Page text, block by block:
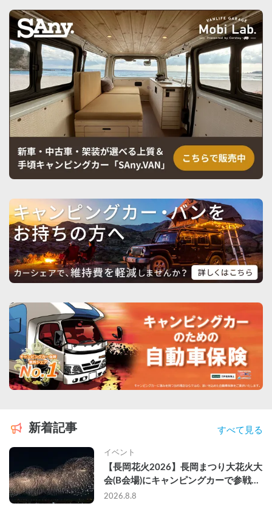
新着記事 すべて見る
イベント
【長岡花火2026】長岡まつり大花火大
会(B会場)にキャンピングカーで参戦し
て、長岡駅前で車中泊してきた
2026.8.8